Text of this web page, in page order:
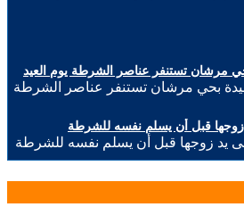
مرشان تستنفر عناصر الشرطة يوم العيد
زوجها قبل أن يسلم نفسه للشرطة